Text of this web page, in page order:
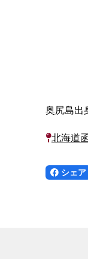
奥尻島出
北海道
シェア